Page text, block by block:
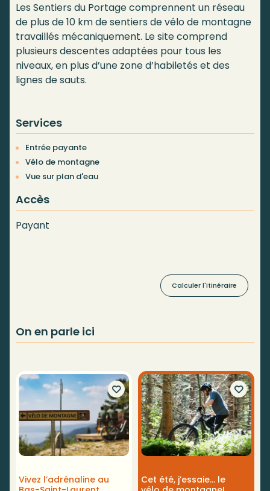
Les Sentiers du Portage comprennent un réseau
de plus de 10 km de sentiers de vélo de montagne
travaillés mécaniquement. Le site comprend
plusieurs descentes adaptées pour tous les
niveaux, en plus d’une zone d’habiletés et des
lignes de sauts.
Services
Entrée payante
Vélo de montagne
Vue sur plan d'eau
Accès
Payant
Calculer l'itinéraire
On en parle ici
Vivez l’adrénaline au
Cet été, j’essaie… le